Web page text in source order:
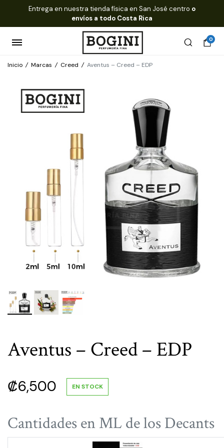
Entrega en nuestra tienda física en San José centro o
envíos a todo Costa Rica
0
Inicio / Marcas / Creed / Aventus – Creed – EDP
Aventus – Creed – EDP
₡6,500 EN STOCK
Cantidades en ML de los Decants